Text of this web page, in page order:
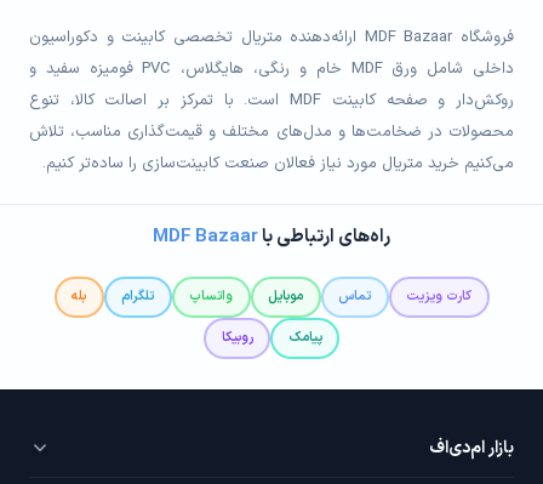
فروشگاه MDF Bazaar ارائه‌دهنده متریال تخصصی کابینت و دکوراسیون
داخلی شامل ورق MDF خام و رنگی، هایگلاس، PVC فومیزه سفید و
روکش‌دار و صفحه کابینت MDF است. با تمرکز بر اصالت کالا، تنوع
محصولات در ضخامت‌ها و مدل‌های مختلف و قیمت‌گذاری مناسب، تلاش
می‌کنیم خرید متریال مورد نیاز فعالان صنعت کابینت‌سازی را ساده‌تر کنیم.
راه‌های ارتباطی باMDF Bazaar
کارت ویزیت تماس موبایل واتساپ تلگرام
بله
پیامک
روبیکا
بازار ام‌دی‌اف